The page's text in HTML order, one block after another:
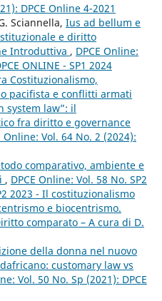
DPCE Online 4-2021
Sciannella, Ius ad bellum e
e diritto
Introduttiva , DPCE Online:
ONLINE - SP1 2024
Costituzionalismo,
pacifista e conflitti armati
system law”: il
fra diritto e governance
Online: Vol. 64 No. 2 (2024):
comparativo, ambiente e
, DPCE Online: Vol. 58 No. SP2
2023 - Il costituzionalismo
e biocentrismo.
comparato – A cura di D.
della donna nel nuovo
customary law vs
Vol. 50 No. Sp (2021): DPCE